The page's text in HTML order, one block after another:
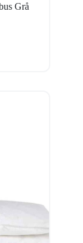
Grå